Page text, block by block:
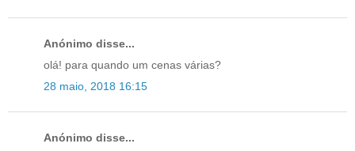
Anónimo disse...
olá! para quando um cenas várias?
28 maio, 2018 16:15
Anónimo disse...